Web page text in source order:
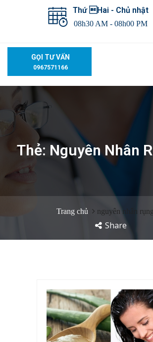
Thứ Hai - Chủ nhật
08h30 AM - 08h00 PM
GỌI TƯ VẤN
0967571166
Thẻ: Nguyên Nhân
Trang chủ nguyên nhân
Share